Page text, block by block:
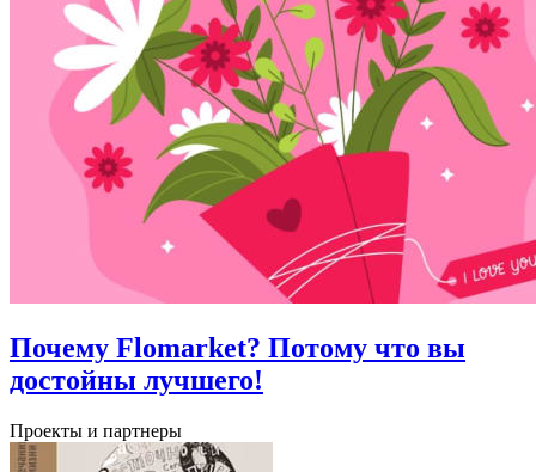
Почему Flomarket? Потому что вы
достойны лучшего!
Проекты и партнеры